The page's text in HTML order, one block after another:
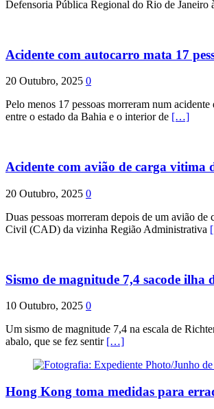
Defensoria Pública Regional do Rio de Janeiro
Acidente com autocarro mata 17
20 Outubro, 2025 0
Pelo menos 17 pessoas morreram num
entre o estado da Bahia e o interior de […]
Acidente com avião de carga vitima
20 Outubro, 2025 0
Duas pessoas morreram depois de um avião
Civil (CAD) da vizinha Região Administrativa
Sismo de magnitude 7,4 sacode ilha
10 Outubro, 2025 0
Um sismo de magnitude 7,4 na escala de
abalo, que se fez sentir […]
Hong Kong toma medidas para